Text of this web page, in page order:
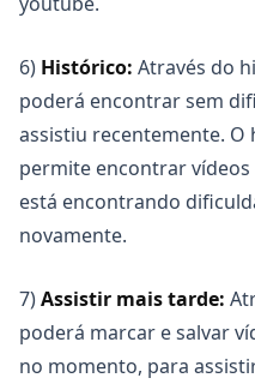
6) Histórico: Através do
poderá encontrar sem
assistiu recentemente.
permite encontrar
está encontrando
novamente.
7)Assistir mais tarde:
poderá marcar e salvar
no momento, para